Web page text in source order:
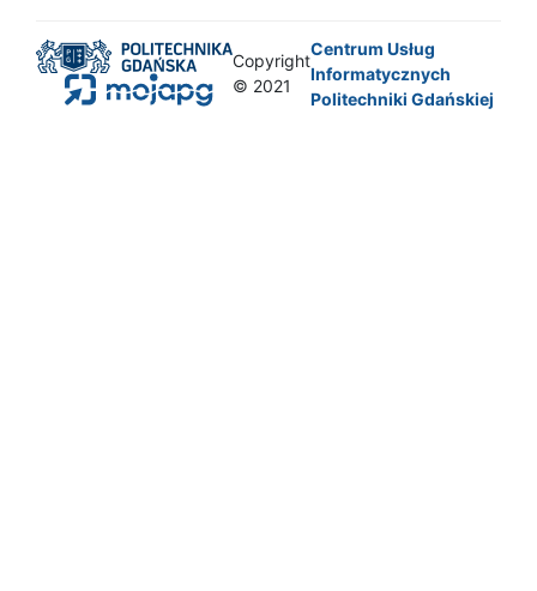
Copyright
© 2021
Centrum Usług
Informatycznych
Politechniki Gdańskiej